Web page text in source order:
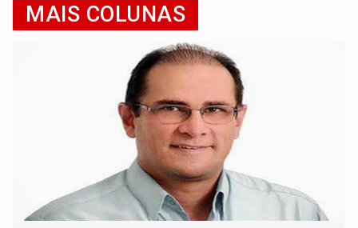
MAIS COLUNAS